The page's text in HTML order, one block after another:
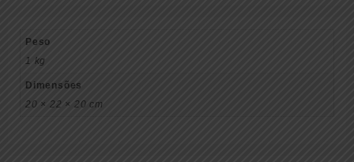
Peso
1 kg
Dimensões
20 × 22 × 20 cm